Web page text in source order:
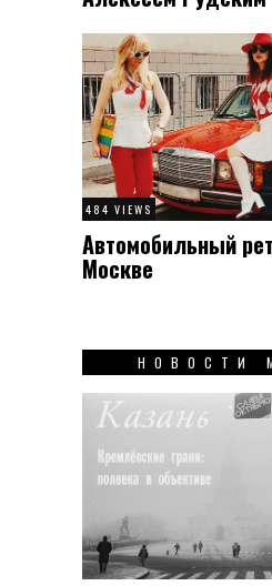
484 VIEWS
Автомобильный
Москве
НОВОСТИ